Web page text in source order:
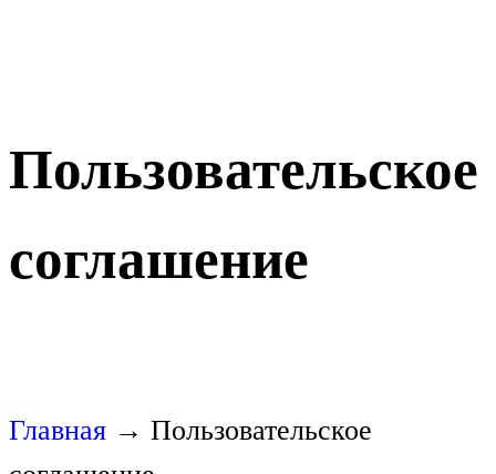
Пользовательское
соглашение
Главная → Пользовательское